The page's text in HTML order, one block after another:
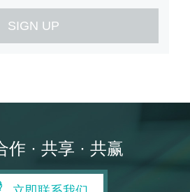
SIGN UP
作 · 共享 · 共赢